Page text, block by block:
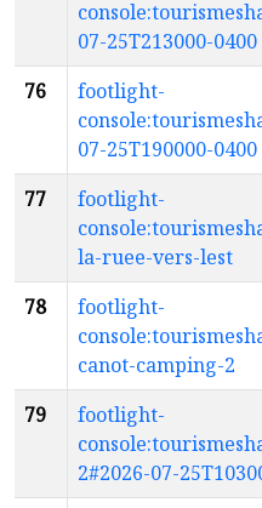
07-25T213000-0400
76
footlight-
07-25T190000-0400
77
footlight-
la-ruee-vers-lest
78
footlight-
canot-camping-2
79
footlight-
2#2026-07-